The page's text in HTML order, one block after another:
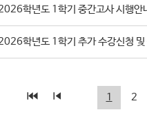
학년도 1학기 추가 수강신청 및
1 2